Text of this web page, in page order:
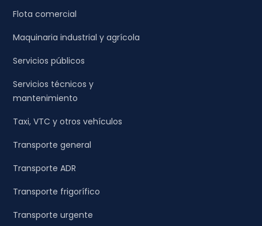
Flota comercial
Maquinaria industrial y agrícola
Servicios públicos
Servicios técnicos y
mantenimiento
Taxi, VTC y otros vehículos
Transporte general
Transporte ADR
Transporte frigorífico
Transporte urgente